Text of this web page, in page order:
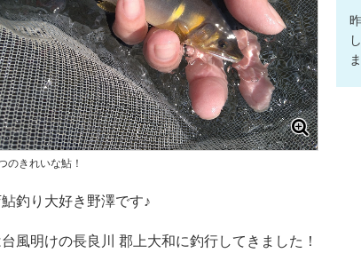
のきれいな鮎！
釣り大好き野澤です♪
風明けの長良川 郡上大和に釣行してきました！